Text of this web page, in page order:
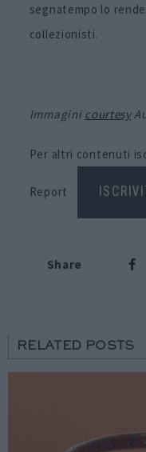
segnatempo lo
collezionisti.
Immagini courtesy
Per altri contenuti
Report
Share
RELATED POSTS